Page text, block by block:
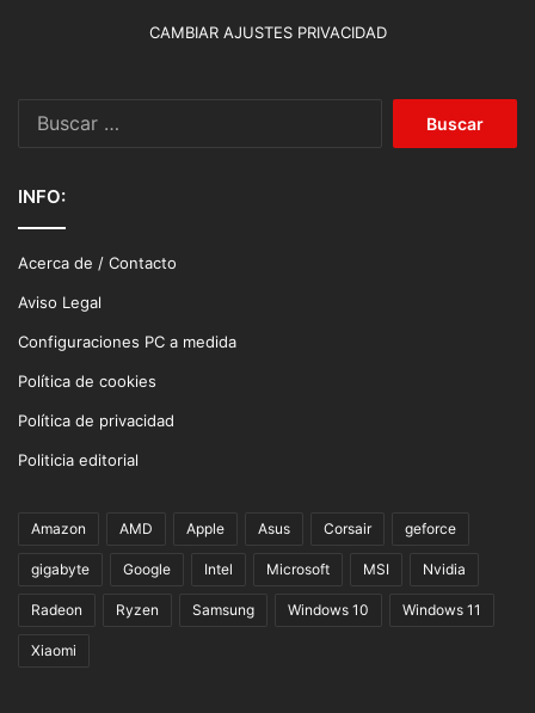
CAMBIAR AJUSTES PRIVACIDAD
INFO:
Acerca de / Contacto
Aviso Legal
Configuraciones PC a medida
Política de cookies
Política de privacidad
Politicia editorial
Amazon AMD Apple Asus Corsair geforce
gigabyte Google Intel Microsoft MSI Nvidia
Radeon Ryzen Samsung Windows 10 Windows 11
Xiaomi